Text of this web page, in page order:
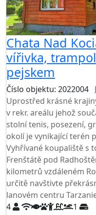
Chata Nad
vířivka,
pejskem
Číslo objektu: 2022004
Uprostřed krásné
v rekr. areálu jehož
stolní tenis, posezení,
okolí je vynikající terén
Vyhřívané koupaliště s
Frenštátě pod
kilometrů vzdáleném
určitě navštivte
lanovém centru
4
1